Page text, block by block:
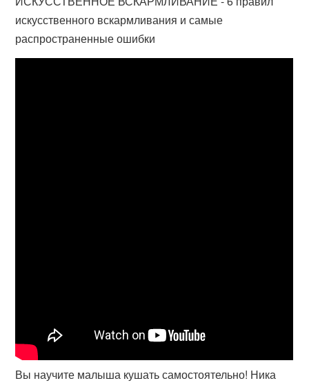
искусственного вскармливания и самые
распространенные ошибки
Вы научите малыша кушать самостоятельно! Ника